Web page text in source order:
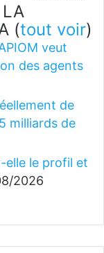
(tout voir)
veut
des agents
de
milliards de
elle le profil et
2026